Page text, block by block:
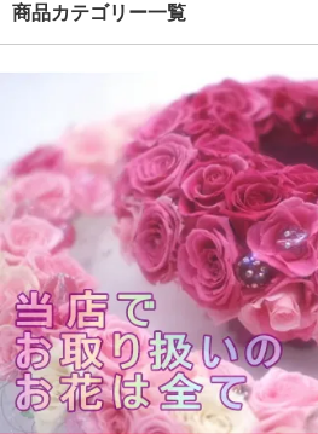
商品カテゴリー一覧